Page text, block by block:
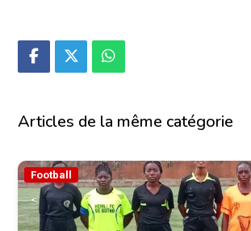
Articles de la même catégorie
Football